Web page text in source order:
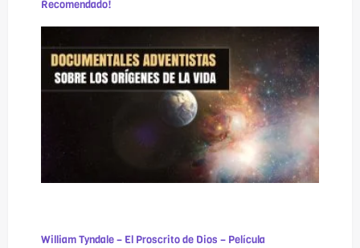
Recomendado!
William Tyndale – El Proscrito de Dios – Película